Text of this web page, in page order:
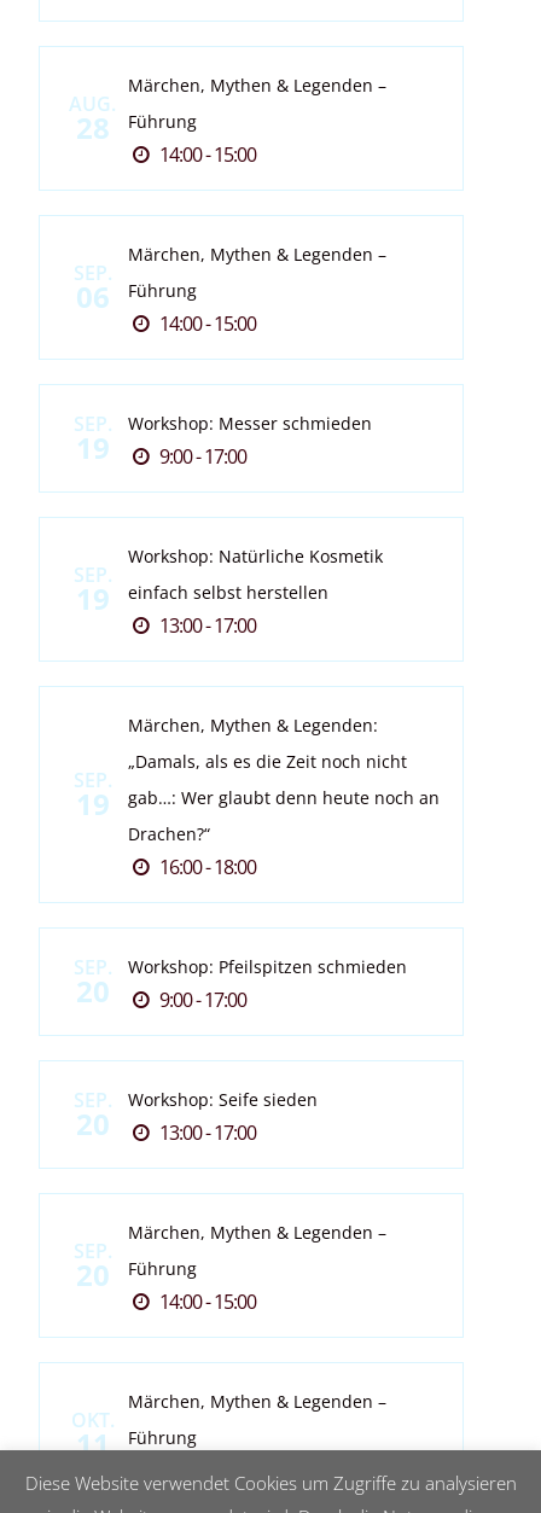
AUG.
28
Märchen, Mythen & Legenden –
Führung
14:00 - 15:00
SEP.
06
Märchen, Mythen & Legenden –
Führung
14:00 - 15:00
SEP.
19
Workshop: Messer schmieden
9:00 - 17:00
SEP.
19
Workshop: Natürliche Kosmetik
einfach selbst herstellen
13:00 - 17:00
SEP.
19
Märchen, Mythen & Legenden:
„Damals, als es die Zeit noch nicht
gab…: Wer glaubt denn heute noch an
Drachen?“
16:00 - 18:00
SEP.
20
Workshop: Pfeilspitzen schmieden
9:00 - 17:00
SEP.
20
Workshop: Seife sieden
13:00 - 17:00
SEP.
20
Märchen, Mythen & Legenden –
Führung
14:00 - 15:00
OKT.
11
Märchen, Mythen & Legenden –
Führung
14:00 - 15:00
Diese Website verwendet Cookies um Zugriffe zu analysieren